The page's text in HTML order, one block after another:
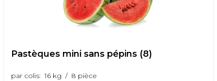
Pastèques mini sans pépins (8)
par colis: 16 kg / 8 pièce